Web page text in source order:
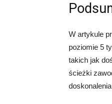
W artykule
poziomie 5
takich jak
ścieżki